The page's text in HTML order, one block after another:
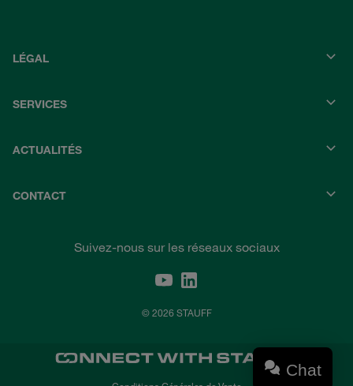
LÉGAL
SERVICES
ACTUALITÉS
CONTACT
Suivez-nous sur les réseaux sociaux
© 2026 STAUFF
Chat